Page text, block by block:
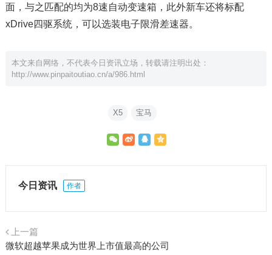
面，与之匹配的均为8速自动变速箱，此外新车还将标配
xDrive四驱系统，可以选装电子限滑差速器。
本文来自网络，不代表今日资讯立场，转载请注明出处：
http://www.pinpaitoutiao.cn/a/986.html
X5 宝马
今日资讯 作者
上一篇
微软超越苹果成为世界上市值最高的公司